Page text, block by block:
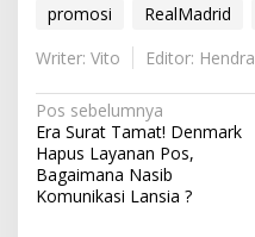
promosi
RealMadrid
Writer: Vito
Editor: Hendra
N
a
v
i
Pos sebelumnya
Era Surat Tamat! Denmark
Hapus Layanan Pos,
Bagaimana Nasib
Komunikasi Lansia ?